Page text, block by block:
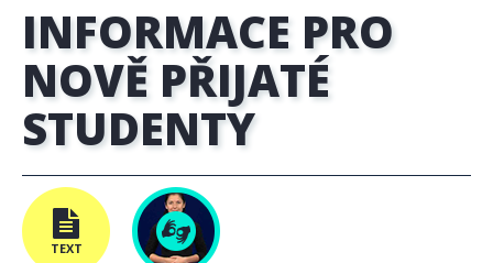
INFORMACE PRO
NOVĚ PŘIJATÉ
STUDENTY
TEXT